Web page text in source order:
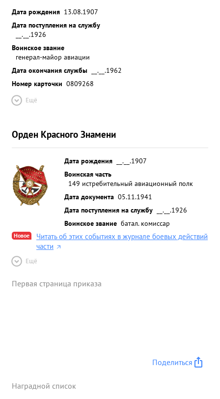
Дата рождения 13.08.1907
Дата поступления на службу
__.__.1926
Воинское звание
генерал-майор авиации
Дата окончания службы
__.__.1962
Номер карточки 0809268
Ещё
Орден Красного Знамени
Дата рождения
__.__.1907
Воинская часть
149 истребительный авиационный полк
Дата документа 05.11.1941
Дата поступления на службу
__.__.1926
Воинское звание батал. комиссар
Новое
Читать об этих событиях в журнале боевых действий
части
Ещё
Первая страница приказа
Поделиться
Наградной список